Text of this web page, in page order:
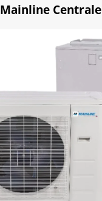
Mainline Centrale